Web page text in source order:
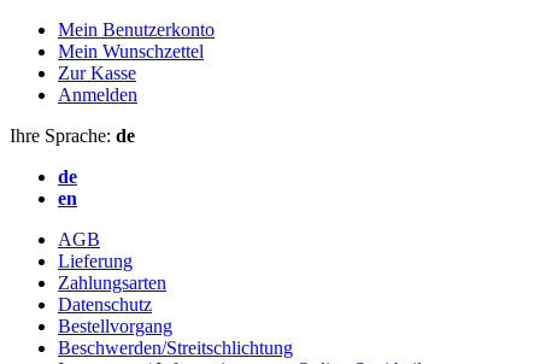
Mein Benutzerkonto
Mein Wunschzettel
Zur Kasse
Anmelden
Ihre Sprache: de
de
en
AGB
Lieferung
Zahlungsarten
Datenschutz
Bestellvorgang
Beschwerden/Streitschlichtung